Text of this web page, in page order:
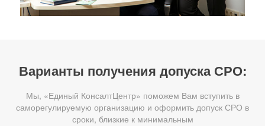
Варианты получения допуска СРО:
Мы, «Единый КонсалтЦентр» поможем Вам вступить в
саморегулируемую организацию и оформить допуск СРО в
сроки, близкие к минимальным